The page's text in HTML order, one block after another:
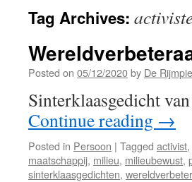
Tag Archives:
Posted on 05/12/2020by De
Sinterklaasgedicht
Continue reading →
Posted in Persoon | Tagged activist,
maatschappij, milieu, milieubewust,
sinterklaasgedichten,